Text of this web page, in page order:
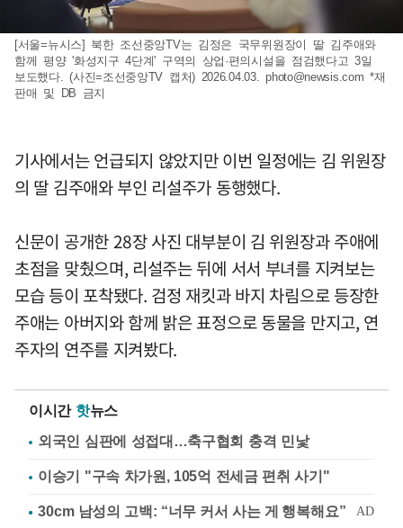
[서울=뉴시스] 북한 조선중앙TV는 김정은 국무위원장이 딸 김주애와
함께 평양 '화성지구 4단계' 구역의 상업·편의시설을 점검했다고 3일
보도했다. (사진=조선중앙TV 캡처) 2026.04.03.photo@newsis.com *재
판매 및 DB 금지
기사에서는 언급되지 않았지만 이번 일정에는 김 위원장
의 딸 김주애와 부인 리설주가 동행했다.
신문이 공개한 28장 사진 대부분이 김 위원장과 주애에
초점을 맞췄으며, 리설주는 뒤에 서서 부녀를 지켜보는
모습 등이 포착됐다. 검정 재킷과 바지 차림으로 등장한
주애는 아버지와 함께 밝은 표정으로 동물을 만지고, 연
주자의 연주를 지켜봤다.
이시간 핫뉴스
외국인 심판에 성접대…축구협회 충격 민낯
이승기 "구속 차가원, 105억 전세금 편취 사기"